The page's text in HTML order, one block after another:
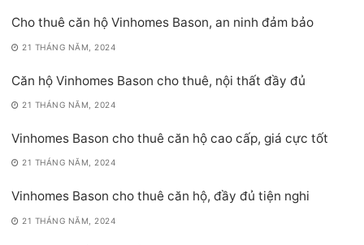
Cho thuê căn hộ Vinhomes Bason, an ninh đảm bảo
21 THÁNG NĂM, 2024
Căn hộ Vinhomes Bason cho thuê, nội thất đầy đủ
21 THÁNG NĂM, 2024
Vinhomes Bason cho thuê căn hộ cao cấp, giá cực tốt
21 THÁNG NĂM, 2024
Vinhomes Bason cho thuê căn hộ, đầy đủ tiện nghi
21 THÁNG NĂM, 2024